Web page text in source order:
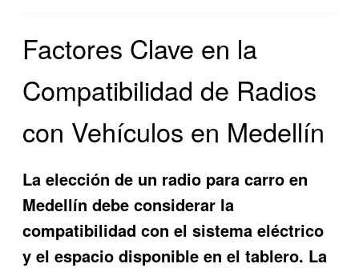
Factores Clave en la
Compatibilidad de Radios
con Vehículos en Medellín
La elección de un radio para carro en
Medellín debe considerar la
compatibilidad con el sistema eléctrico
y el espacio disponible en el tablero. La